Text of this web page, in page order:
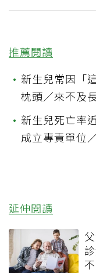
推薦閱讀
• 新生兒常因「
枕頭／來不及
• 新生兒死亡率
成立專責單位
延伸閱讀